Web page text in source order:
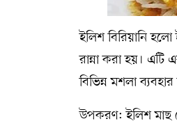
ইলিশ বিরিয়ানি
রান্না করা হয়।
বিভিন্ন মশলা
উপকরণ: ইলিশ মাছ